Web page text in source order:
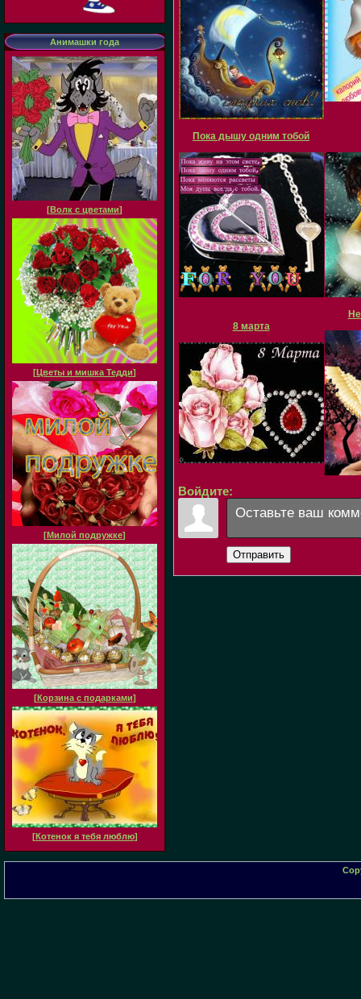
Анимашки года
[Волк с цветами]
[Цветы и мишка Тедди]
[Милой подружке]
[Корзина с подарками]
[Котенок я тебя люблю]
Пока дышу одним тобой
8 марта
Войдите:
Отправить